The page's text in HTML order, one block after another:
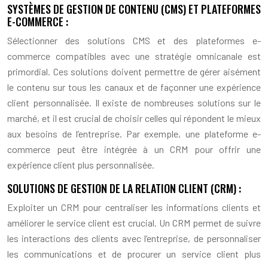
SYSTÈMES DE GESTION DE CONTENU (CMS) ET PLATEFORMES
E-COMMERCE :
Sélectionner des solutions CMS et des plateformes e-
commerce compatibles avec une stratégie omnicanale est
primordial. Ces solutions doivent permettre de gérer aisément
le contenu sur tous les canaux et de façonner une expérience
client personnalisée. Il existe de nombreuses solutions sur le
marché, et il est crucial de choisir celles qui répondent le mieux
aux besoins de l’entreprise. Par exemple, une plateforme e-
commerce peut être intégrée à un CRM pour offrir une
expérience client plus personnalisée.
SOLUTIONS DE GESTION DE LA RELATION CLIENT (CRM) :
Exploiter un CRM pour centraliser les informations clients et
améliorer le service client est crucial. Un CRM permet de suivre
les interactions des clients avec l’entreprise, de personnaliser
les communications et de procurer un service client plus